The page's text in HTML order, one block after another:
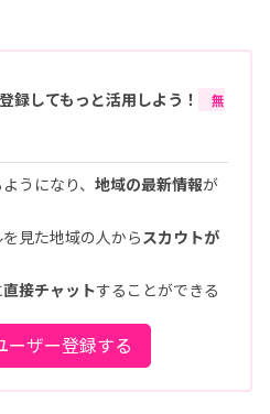
録してもっと活用しよう！
無
うになり、 地域の最新情報が
見た地域の人から スカウトが
直接チャットすることができる
ーザー登録する